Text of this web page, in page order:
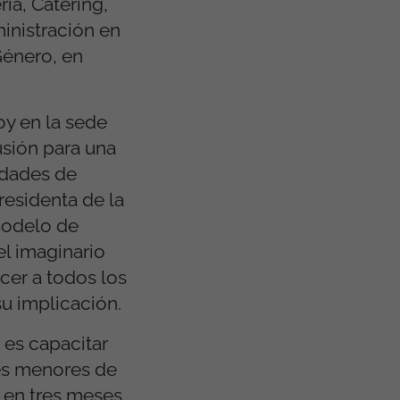
en
en
en la sede
para una
de
de la
de
imaginario
a todos los
implicación.
capacitar
menores de
tres meses